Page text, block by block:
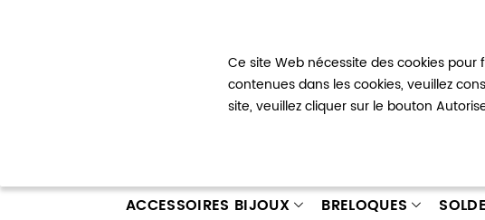
Ce site Web nécessite des cookies
contenues dans les cookies, veuillez
site, veuillez cliquer sur le bouton
Mon compte
ACCESSOIRES BIJOUX BRELOQUES